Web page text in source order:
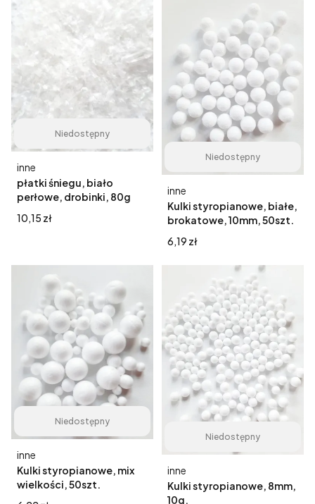
Niedostępny
płatki śniegu, biało
perłowe, drobinki, 80g
Producent
inne
Cena
10,15 zł
Niedostępny
Kulki styropianowe, białe,
brokatowe, 10mm, 50szt.
Producent
inne
Cena
6,19 zł
Niedostępny
Kulki styropianowe, mix
wielkości, 50szt.
Producent
inne
Niedostępny
Kulki styropianowe, 8mm,
10g.
Producent
inne